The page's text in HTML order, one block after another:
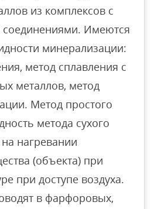
из комплексов с
соединениями. Имеются
минерализации:
метод сплавления с
металлов, метод
Метод простого
метода сухого
нагревании
(объекта) при
при доступе воздуха.
в фарфоровых,